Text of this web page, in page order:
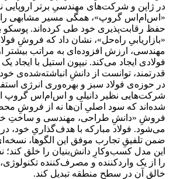
در ژاپن و شرکت‌های مهندسیِ برتر اروپایی
«اس‌ام‌اس گروپ»، همگی مسیر مشابهی را
حفظ رقابت‌پذیری خود طی کرده‌اند. پوسکو
«بازاریابیِ راه‌حل»، نشان داد که فروشِ
مهندسی، ارزش افزوده‌ای به مراتب
فولادی ایجاد می‌کند. نیپون استیل با ایجاد
قدرتمند، توانست از دانشِ انباشته‌شده‌ی
در حوزه‌ی فولاد سبز و بهره‌وری انرژی
شرکت‌هایی نظیر دانیلی و اس‌ام‌اس گروپ از
شده‌اند که سود اصلیِ آن‌ها نه از فروشِ
فروشِ «دانشِ طراحی، مهندسی و ساختِ
می‌شود. فولاد مبارکه با هدف‌گذاریِ خود،
ضمن تلفیقِ تجارب موفق این الگوها،
این مدل کسب‌وکارِ دانش‌بنیان را خلق کند؛
را از یک واردکننده و مصرف‌کننده
خالق آن در سطح منطقه تبدیل کند.